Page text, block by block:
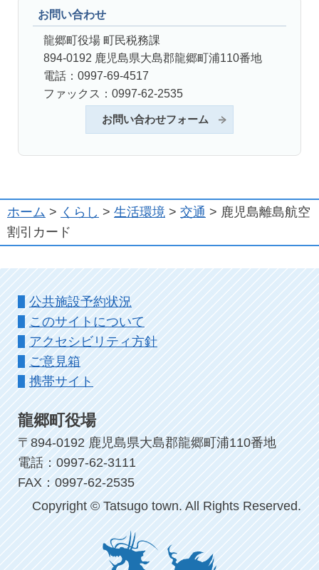
お問い合わせ
龍郷町役場 町民税務課
894-0192 鹿児島県大島郡龍郷町浦110番地
電話：0997-69-4517
ファックス：0997-62-2535
お問い合わせフォーム
ホーム > くらし > 生活環境 > 交通 > 鹿児島離島航空
割引カード
公共施設予約状況
このサイトについて
アクセシビリティ方針
ご意見箱
携帯サイト
龍郷町役場
〒894-0192 鹿児島県大島郡龍郷町浦110番地
電話：0997-62-3111
FAX：0997-62-2535
Copyright © Tatsugo town. All Rights Reserved.